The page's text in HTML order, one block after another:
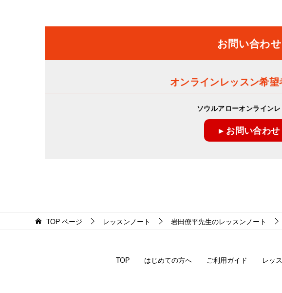
お問い合わせ
オンラインレッスン希望
ソウルアローオンライン
▸ お問い合わせ
TOP ページ レッスンノート 岩田僚平先生のレッスンノート
TOP はじめての方へ ご利用ガイド レッ